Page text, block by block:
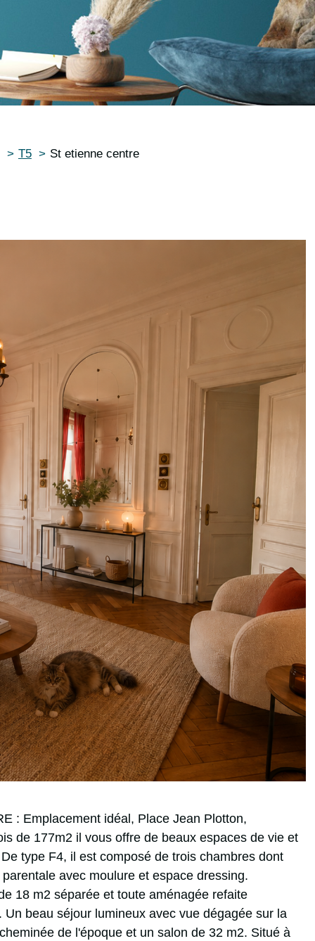
T5 St etienne centre
: Emplacement idéal, Place Jean Plotton,
de 177m2 il vous offre de beaux espaces de vie et
type F4, il est composé de trois chambres dont
avec moulure et espace dressing.
18 m2 séparée et toute aménagée refaite
Un beau séjour lumineux avec vue dégagée sur la
de l'époque et un salon de 32 m2. Situé à